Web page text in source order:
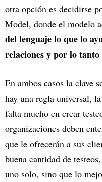
otra opción es decidirse
Model, donde el modelo
del lenguaje lo que lo
relaciones y por lo
En ambos casos la clave
hay una regla universal,
falta mucho en crear
organizaciones deben
que le ofrecerán a sus
buena cantidad de
uno solo, sino que lo